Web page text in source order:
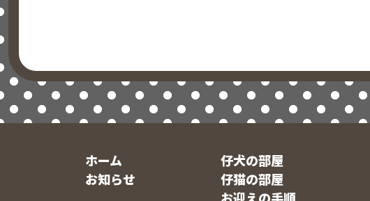
ホーム
お知らせ
仔犬の部屋
仔猫の部屋